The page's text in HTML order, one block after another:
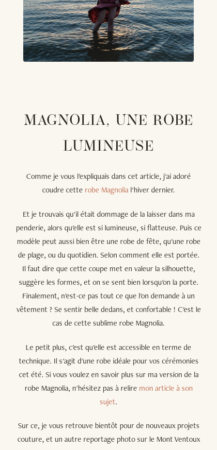
MAGNOLIA, UNE ROBE
LUMINEUSE
Comme je vous l'expliquais dans cet article, j'ai adoré
coudre cette robe Magnolia l'hiver dernier.
Et je trouvais qu'il était dommage de la laisser dans ma
penderie, alors qu'elle est si lumineuse, si flatteuse. Puis ce
modèle peut aussi bien être une robe de fête, qu'une robe
de plage, ou du quotidien. Selon comment elle est portée.
Il faut dire que cette coupe met en valeur la silhouette,
suggère les formes, et on se sent bien lorsqu'on la porte.
Finalement, n'est-ce pas tout ce que l'on demande à un
vêtement ? Se sentir belle dedans, et confortable ! C'est le
cas de cette sublime robe Magnolia.
Le petit plus, c'est qu'elle est accessible en terme de
technique. Il s'agit d'une robe idéale pour vos cérémonies
cet été. Si vous voulez en savoir plus sur ma version de la
robe Magnolia, n'hésitez pas à relire mon article à son
sujet.
Sur ce, je vous retrouve bientôt pour de nouveaux projets
couture, et un autre reportage photo sur le Mont Ventoux